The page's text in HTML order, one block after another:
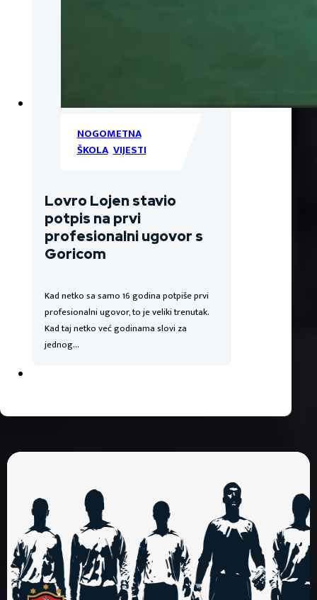
NOGOMETNA
ŠKOLA,VIJESTI
Lovro Lojen stavio
potpis na prvi
profesionalni ugovor s
Goricom
Kad netko sa samo 16 godina potpiše prvi
profesionalni ugovor, to je veliki trenutak.
Kad taj netko već godinama slovi za
jednog…